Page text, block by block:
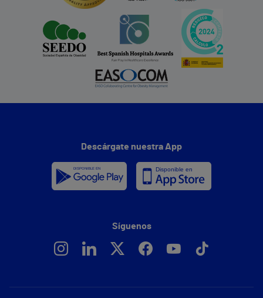
Descárgate nuestra App
Síguenos